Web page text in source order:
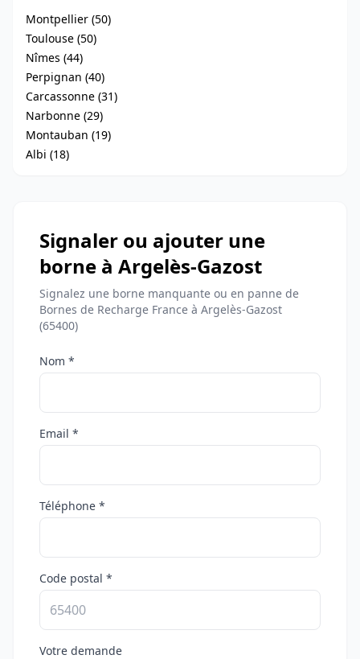
Montpellier (50)
Toulouse (50)
Nîmes (44)
Perpignan (40)
Carcassonne (31)
Narbonne (29)
Montauban (19)
Albi (18)
Signaler ou ajouter une
borne à Argelès-Gazost
Signalez une borne manquante ou en panne de
Bornes de Recharge France à Argelès-Gazost
(65400)
Nom *
Email *
Téléphone *
Code postal *
Votre demande